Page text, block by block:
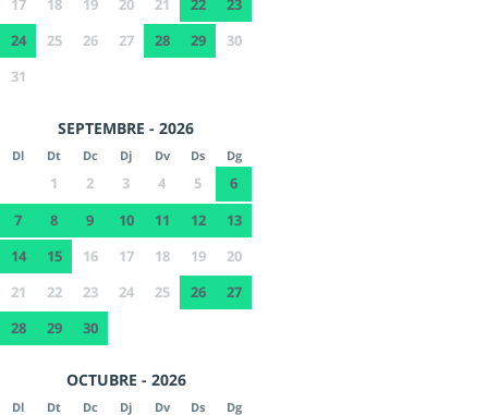
17 18 19 20 21 22
23
24
25 26 27 28 29
30
31
SEPTEMBRE - 2026
Dl Dt Dc Dj Dv Ds Dg
1 2 3 4 5
6
7
8 9 10 11 12
13
14
15 16 17 18 19
20
21
22 23 24 25 26
27
28
29 30
OCTUBRE - 2026
Dl Dt Dc Dj Dv Ds Dg